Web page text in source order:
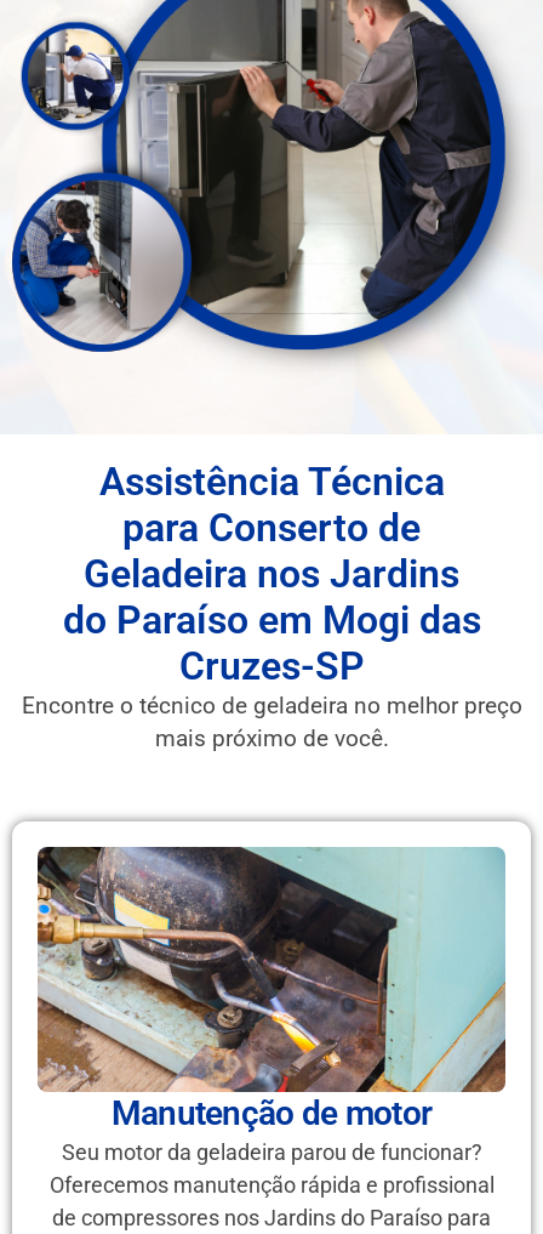
Assistência Técnica
para Conserto de
Geladeira nos Jardins
do Paraíso em Mogi das
Cruzes-SP
Encontre o técnico de geladeira no melhor preço
mais próximo de você.
Manutenção de motor
Seu motor da geladeira parou de funcionar?
Oferecemos manutenção rápida e profissional
de compressores nos Jardins do Paraíso para